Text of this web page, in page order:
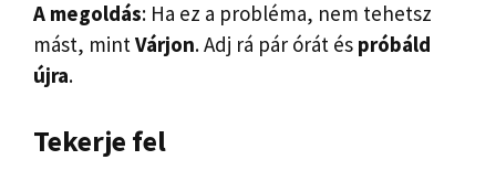
A megoldás: Ha ez a probléma, nem tehetsz
mást, mintVárjon. Adj rá pár órát és próbáld
újra.
Tekerje fel